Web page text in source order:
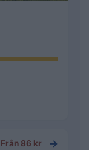
Från 86 kr →